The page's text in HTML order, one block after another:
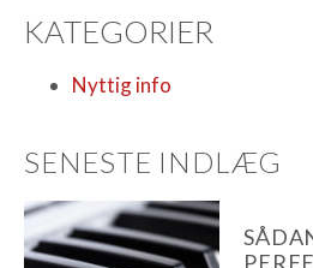
KATEGORIER
Nyttig info
SENESTE INDLÆG